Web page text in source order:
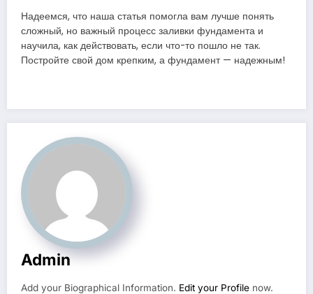
Надеемся, что наша статья помогла вам лучше понять
сложный, но важный процесс заливки фундамента и
научила, как действовать, если что-то пошло не так.
Постройте свой дом крепким, а фундамент — надежным!
Admin
Add your Biographical Information. Edit your Profile now.